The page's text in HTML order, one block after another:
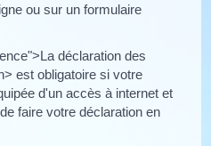
ou sur un formulaire
déclaration des
est obligatoire si votre
d'un accès à internet et
faire votre déclaration en